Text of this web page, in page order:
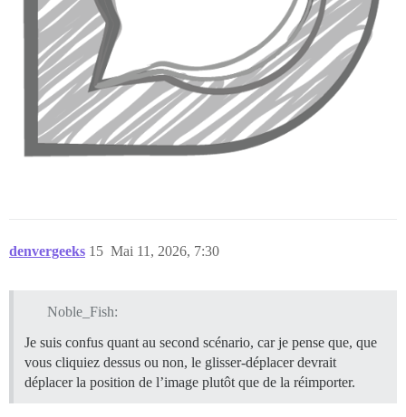
denvergeeks Mai 11, 2026, 7:30
15
Noble_Fish:
Je suis confus quant au second scénario, car je pense que, que
vous cliquiez dessus ou non, le glisser-déplacer devrait
déplacer la position de l’image plutôt que de la réimporter.